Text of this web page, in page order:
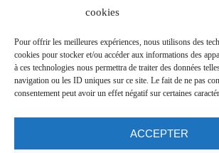
cookies
Pour offrir les meilleures expériences, nous utilisons des
cookies pour stocker et/ou accéder aux informations des
à ces technologies nous permettra de traiter des données
navigation ou les ID uniques sur ce site. Le fait de ne pas
consentement peut avoir un effet négatif sur certaines
ACCEPTER
Projet de nouvel hopital
Journal Trimestriel
Suivez nos actus